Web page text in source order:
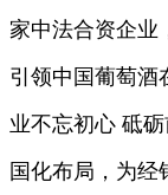
家中法合资企业
引领中国葡萄酒
业不忘初心 砥
国化布局，为经